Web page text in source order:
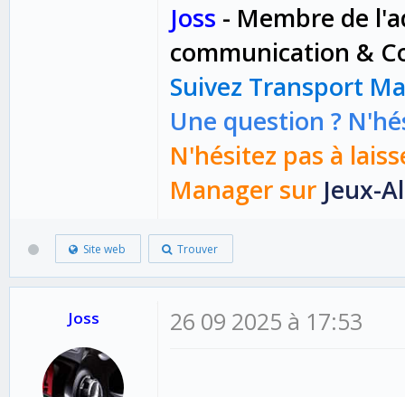
Joss - Membre de
communication &
Suivez Transport
Une question ?
N'hésitez pas à
Manager sur Jeux-
Site web Trouver
Joss 26 09 2025 à 17:53